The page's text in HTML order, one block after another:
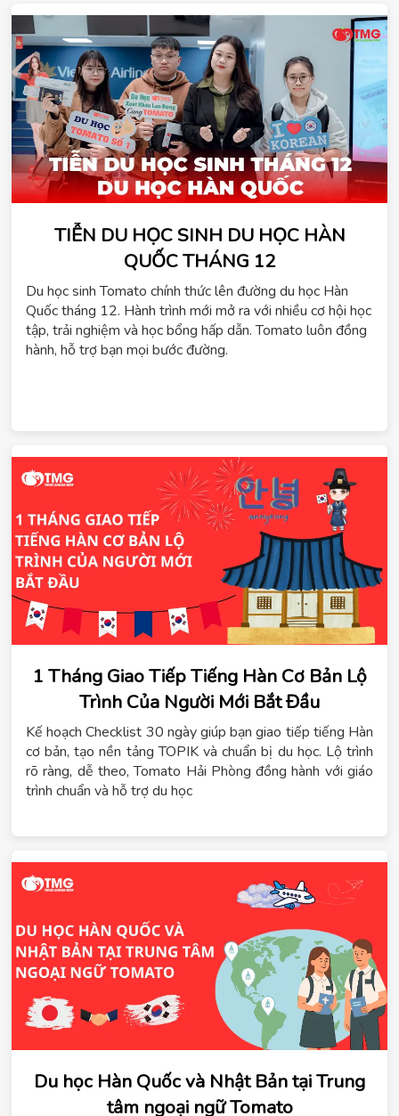
TIỄN DU HỌC SINH DU HỌC HÀN
QUỐC THÁNG 12
ChatGPT
đã
nói:
Du học sinh Tomato chính thức lên đường du học Hàn
Quốc tháng 12. Hành trình mới mở ra với nhiều cơ hội học
tập, trải nghiệm và học bổng hấp dẫn. Tomato luôn đồng
hành, hỗ trợ bạn mọi bước đường.
1 Tháng Giao Tiếp Tiếng Hàn Cơ Bản Lộ
Trình Của Người Mới Bắt Đầu
Kế hoạch Checklist 30 ngày giúp bạn giao tiếp tiếng Hàn
cơ bản, tạo nền tảng TOPIK và chuẩn bị du học. Lộ trình
rõ ràng, dễ theo, Tomato Hải Phòng đồng hành với giáo
trình chuẩn và hỗ trợ du học
Du học Hàn Quốc và Nhật Bản tại Trung
tâm ngoại ngữ Tomato